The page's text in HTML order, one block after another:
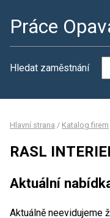
Práce
Hledat zaměstnání
Hlavní strana / Katalog firem
RASL
Aktuální
Aktuálně neevidujeme